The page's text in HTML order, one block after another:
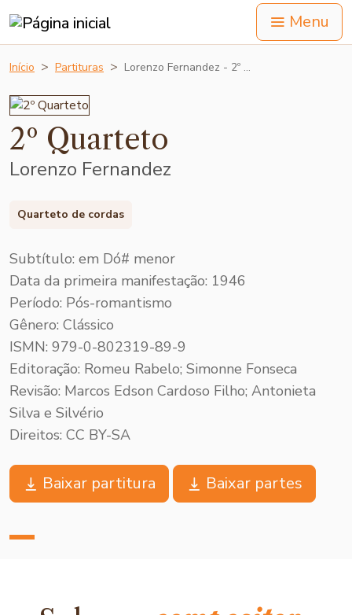
Menu
Início Partituras Lorenzo Fernandez - 2º …
2º Quarteto
Lorenzo Fernandez
Quarteto de cordas
Subtítulo: em Dó# menor
Data da primeira manifestação: 1946
Período: Pós-romantismo
Gênero: Clássico
ISMN: 979-0-802319-89-9
Editoração: Romeu Rabelo; Simonne Fonseca
Revisão: Marcos Edson Cardoso Filho; Antonieta
Silva e Silvério
Direitos: CC BY-SA
Baixar partitura Baixar partes